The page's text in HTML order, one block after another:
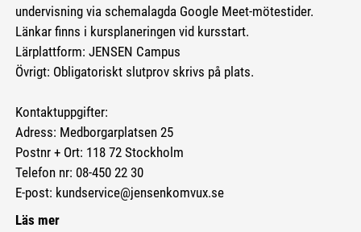
undervisning via schemalagda Google Meet-mötestider.
Länkar finns i kursplaneringen vid kursstart.
Lärplattform: JENSEN Campus
Övrigt: Obligatoriskt slutprov skrivs på plats.
Kontaktuppgifter:
Adress: Medborgarplatsen 25
Postnr + Ort: 118 72 Stockholm
Telefon nr: 08-450 22 30
E-post: kundservice@jensenkomvux.se
Läs mer